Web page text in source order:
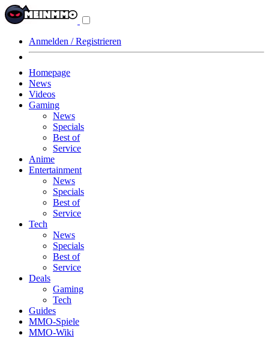
Anmelden / Registrieren
Homepage
News
Videos
Gaming
News
Specials
Best of
Service
Anime
Entertainment
News
Specials
Best of
Service
Tech
News
Specials
Best of
Service
Deals
Gaming
Tech
Guides
MMO-Spiele
MMO-Wiki